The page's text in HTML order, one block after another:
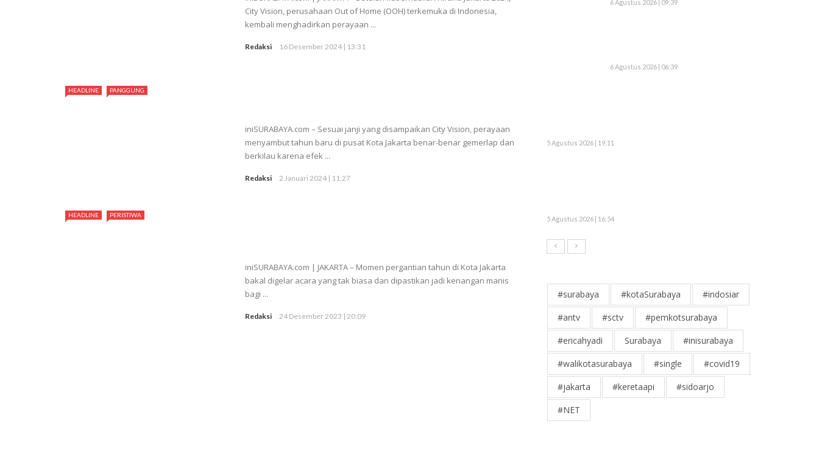
City Vision, perusahaan Out of Home (OOH) terkemuka di Indonesia,
kembali menghadirkan perayaan ...
Redaksi 16 Desember 2024 | 13:31
HEADLINE PANGGUNG
iniSURABAYA.com – Sesuai janji yang disampaikan City Vision, perayaan
menyambut tahun baru di pusat Kota Jakarta benar-benar gemerlap dan
berkilau karena efek ...
Redaksi 2 Januari 2024 | 11:27
HEADLINE PERISTIWA
iniSURABAYA.com | JAKARTA – Momen pergantian tahun di Kota Jakarta
bakal digelar acara yang tak biasa dan dipastikan jadi kenangan manis
bagi ...
Redaksi 24 Desember 2023 | 20:09
6 Agustus 2026 | 09:39
6 Agustus 2026 | 06:39
5 Agustus 2026 | 19:11
5 Agustus 2026 | 16:54
#surabaya #kotaSurabaya
#indosiar
#antv
#sctv
#pemkotsurabaya
#ericahyadi
Surabaya
#inisurabaya
#walikotasurabaya
#single
#covid19
#jakarta
#keretaapi
#sidoarjo
#NET